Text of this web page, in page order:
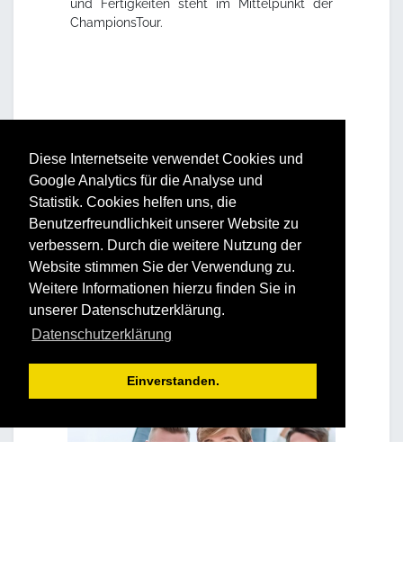
Diese Internetseite verwendet Cookies und
Google Analytics für die Analyse und
Statistik. Cookies helfen uns, die
Benutzerfreundlichkeit unserer Website zu
verbessern. Durch die weitere Nutzung der
Website stimmen Sie der Verwendung zu.
Weitere Informationen hierzu finden Sie in
unserer Datenschutzerklärung.
Datenschutzerklärung
Einverstanden.
und Fertigkeiten steht im Mittelpunkt der
ChampionsTour.